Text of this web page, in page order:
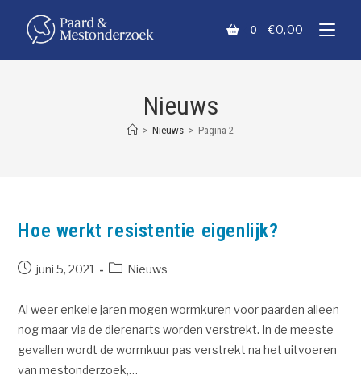
0 €0,00
Nieuws
> Nieuws > Pagina 2
Hoe werkt resistentie eigenlijk?
juni 5, 2021 Nieuws
Al weer enkele jaren mogen wormkuren voor paarden alleen
nog maar via de dierenarts worden verstrekt. In de meeste
gevallen wordt de wormkuur pas verstrekt na het uitvoeren
van mestonderzoek,…